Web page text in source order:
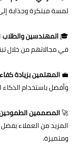
لمسة مبتكرة وجذابة
🎓المهندسين والطلاب
في مجالاتهم من خلال
💼المهتمين بزيادة
وأفضل باستخدام
🚀المصممين
المزيد من العملاء
ومتميزة.